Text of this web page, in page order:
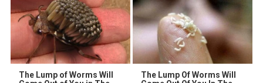
The Lump of Worms Will
The Lump Of Worms Will